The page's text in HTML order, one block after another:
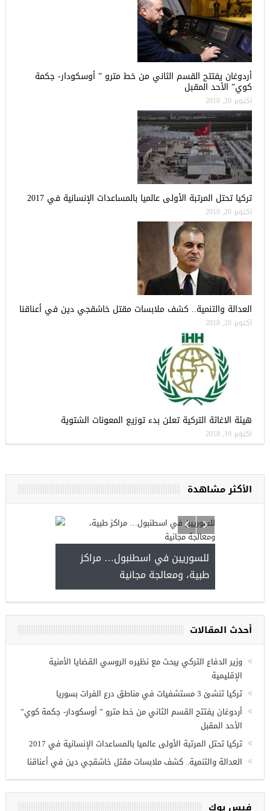
أردوغان يفتتح القسم الثاني من خط مترو ” أوسكودار- جكمة
كوي” الأحد المقبل
أكتوبر 20, 2018
تركيا تحتل المرتبة الأولى عالميا بالمساعدات الإنسانية في 2017
أكتوبر 20, 2018
العدالة والتنمية.. كشف ملابسات مقتل خاشقجي دين في أعناقنا
أكتوبر 20, 2018
هيئة الاغاثة التركية تعلن بدء توزيع المعونات الشتوية
أكتوبر 19, 2018
الأكثر مشاهدة
للسوريين في اسطنبول… مراكز
طبية، ومعالجة مجانية
عمل للسوريين في
وزير الدفاع التركي يبحث مع نظيره الروسي القضايا الأمنية
الإقليمية
تركيا تنشئ 3 مستشفيات في مناطق درع الفرات بسوريا
أردوغان يفتتح القسم الثاني من خط مترو ” أوسكودار- جكمة كوي”
الأحد المقبل
تركيا تحتل المرتبة الأولى عالميا بالمساعدات الإنسانية في 2017
العدالة والتنمية.. كشف ملابسات مقتل خاشقجي دين في أعناقنا